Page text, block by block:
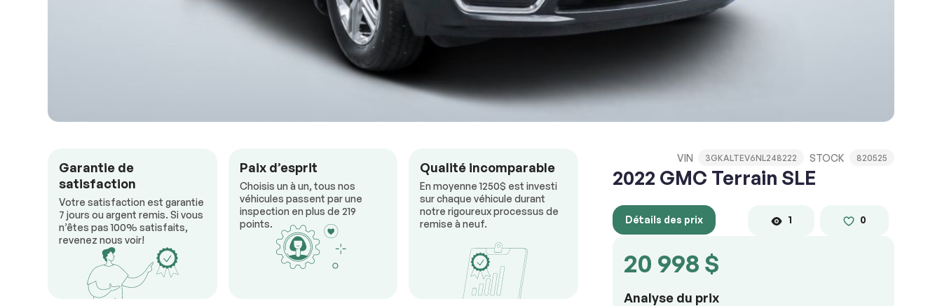
STOCK 820525
VIN 3GKALTEV6NL248222
2022 GMC Terrain SLE
Détails des prix 0
1
20 998 $
Analyse du prix
Garantie de
satisfaction
Votre satisfaction est garantie
7 jours ou argent remis. Si vous
n’êtes pas 100% satisfaits,
revenez nous voir!
Paix d’esprit
Choisis un à un, tous nos
véhicules passent par une
inspection en plus de 219
points.
Qualité incomparable
En moyenne 1250$ est investi
sur chaque véhicule durant
notre rigoureux processus de
remise à neuf.
RÉSERVER